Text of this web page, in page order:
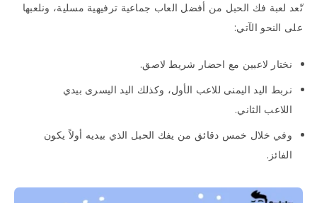
تّعد لعبة فك الحبل من أفضل العاب جماعية ترفيهية مسلية، ونلعبها
على النحو الآتي:
نختار لاعبين مع احضار شريط لاصق.
نربط اليد اليمنى للاعب الأول، وكذلك اليد اليسرى بيدي
اللاعب الثاني.
وفي خلال خمس دقائق من يفك الحبل الذي بيديه أولاً يكون
الفائز.